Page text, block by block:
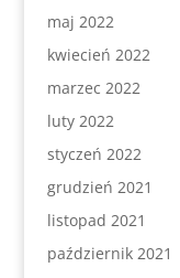
maj 2022
kwiecień 2022
marzec 2022
luty 2022
styczeń 2022
grudzień 2021
listopad 2021
październik 2021